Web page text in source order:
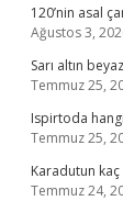
120’nin asal
Ağustos 3,
Sarı altın
Temmuz 25,
Ispirtoda
Temmuz 25,
Karadutun
Temmuz 24,